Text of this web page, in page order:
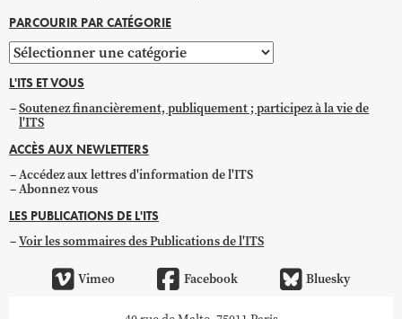
PARCOURIR PAR CATÉGORIE
Parcourir
par
catégorie
L'ITS ET VOUS
Soutenez financièrement, publiquement ; participez à la vie de
l'ITS
ACCÈS AUX NEWLETTERS
Accédez aux lettres d'information de l'ITS
Abonnez vous
LES PUBLICATIONS DE L'ITS
Voir les sommaires des Publications de l'ITS
Vimeo Facebook Bluesky